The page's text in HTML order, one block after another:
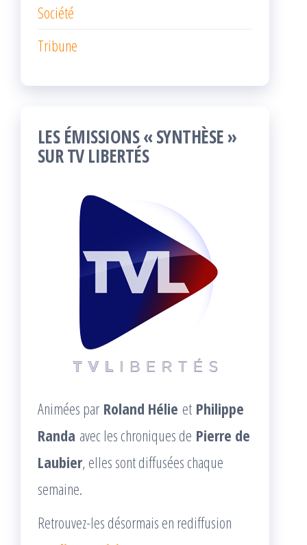
Société
Tribune
LES ÉMISSIONS « SYNTHÈSE »
SUR TV LIBERTÉS
Animées par Roland Hélie et Philippe
Randa avec les chroniques de Pierre de
Laubier, elles sont diffusées chaque
semaine.
Retrouvez-les désormais en rediffusion